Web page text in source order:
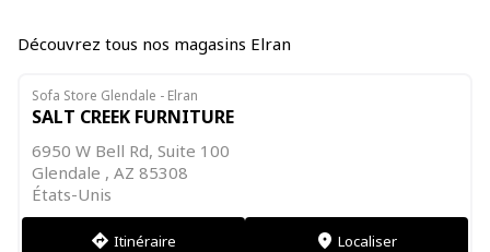
Découvrez tous nos magasins Elran
Sofa Store Glendale - Elran
SALT CREEK FURNITURE
6950 W Bell Rd, Suite 100
Glendale , AZ 85308
États-Unis
direction Itinéraire markers Localiser